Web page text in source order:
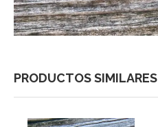
PRODUCTOS SIMILARES